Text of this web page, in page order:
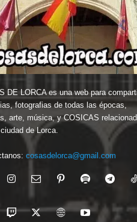
DE LORCA es una web para
fotografias de todas las épocas,
arte, música, y COSICAS
de Lorca.
cosasdelorca@gmail.com